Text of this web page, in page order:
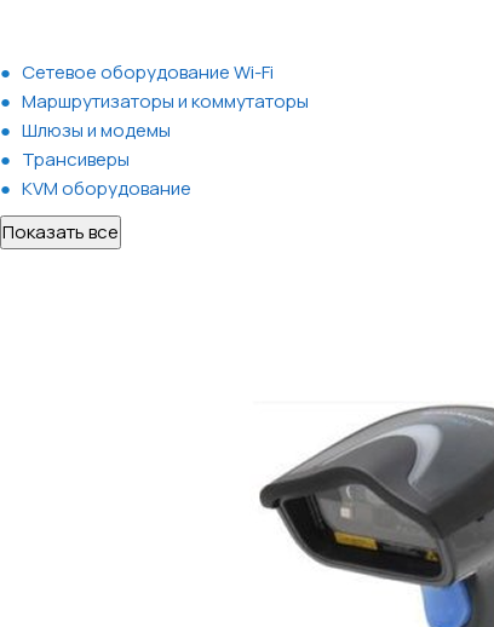
Сетевое оборудование Wi-Fi
Маршрутизаторы и коммутаторы
Шлюзы и модемы
Трансиверы
KVM оборудование
Показать все